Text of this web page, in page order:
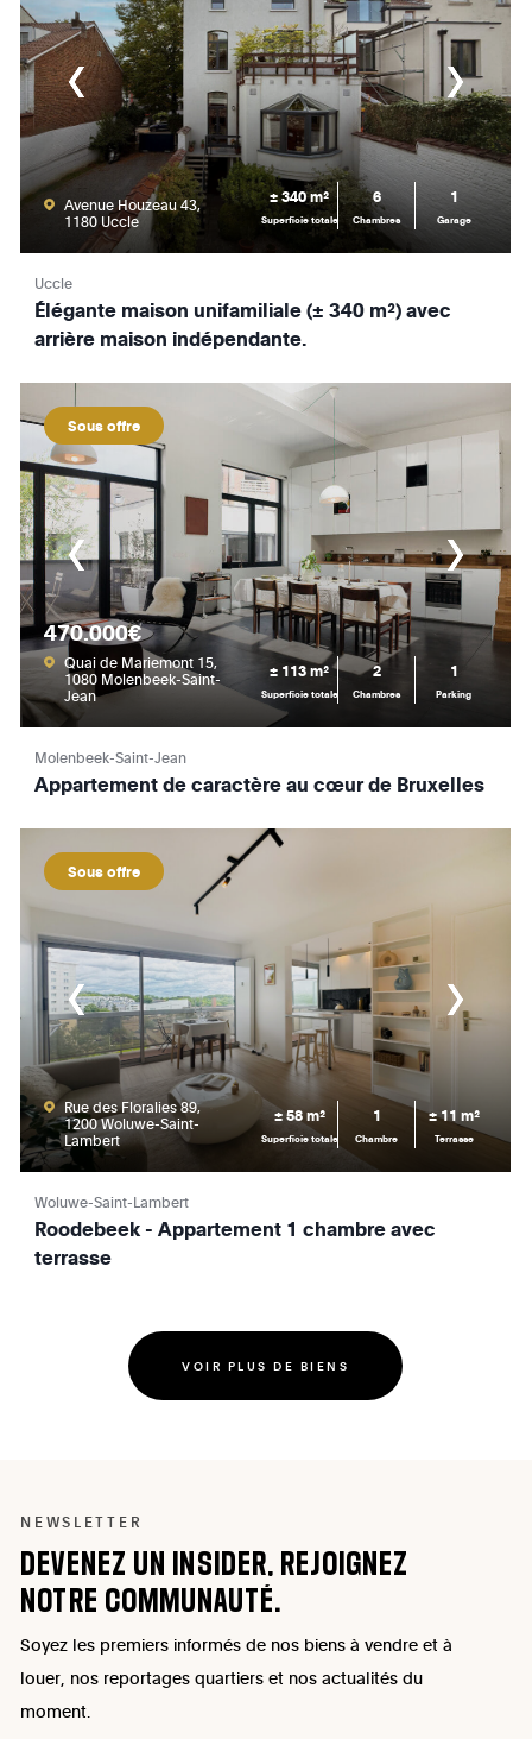
Avenue Houzeau 43,
1180 Uccle
± 340 m²
Superficie totale
6
Chambres
1
Garage
Uccle
Élégante maison unifamiliale (± 340 m²) avec
arrière maison indépendante.
Sous offre
470.000€
Quai de Mariemont 15,
1080 Molenbeek-Saint-
Jean
± 113 m²
Superficie totale
2
Chambres
1
Parking
Molenbeek-Saint-Jean
Appartement de caractère au cœur de Bruxelles
Sous offre
Rue des Floralies 89,
1200 Woluwe-Saint-
Lambert
± 58 m²
Superficie totale
1
Chambre
± 11 m²
Terrasse
Woluwe-Saint-Lambert
Roodebeek - Appartement 1 chambre avec
terrasse
VOIR PLUS DE BIENS
DEVENEZ UN INSIDER, REJOIGNEZ
NOTRE COMMUNAUTÉ.
NEWSLETTER
Soyez les premiers informés de nos biens à vendre et à
louer, nos reportages quartiers et nos actualités du
moment.